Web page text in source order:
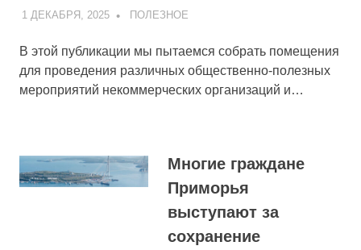
1 ДЕКАБРЯ, 2025 ADMIN
ПОЛЕЗНОЕ
В этой публикации мы пытаемся собрать помещения
для проведения различных общественно-полезных
мероприятий некоммерческих организаций и…
Многие граждане
Приморья
выступают за
сохранение